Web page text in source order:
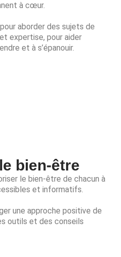
à cœur.
aborder des sujets de
expertise, pour aider
et à s’épanouir.
bien-être
le bien-être de chacun à
et informatifs.
une approche positive de
outils et des conseils